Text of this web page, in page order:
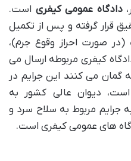
دادگاه عمومی کیفری است.
قرار گرفته و پس از تکمیل
صورت احراز وقوع جرم)،
کیفری مربوطه ارسال می
گمان می کنند این جرایم در
دیوان عالی کشور به
جرایم مربوط به سلاح سرد و
های عمومی کیفری است.